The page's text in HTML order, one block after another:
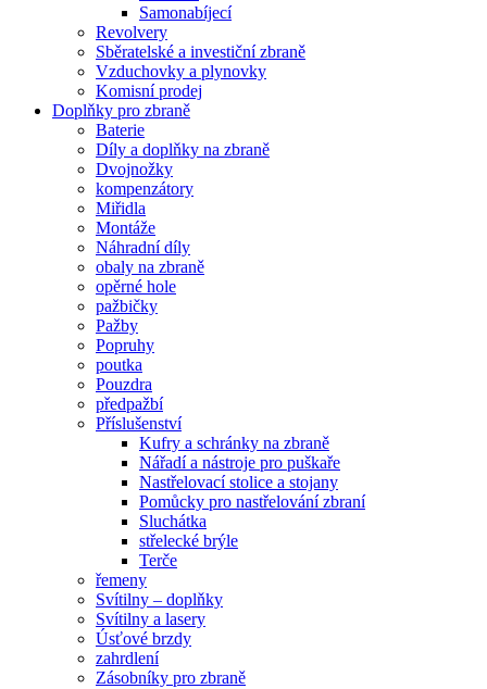
Samonabíjecí
Revolvery
Sběratelské a investiční zbraně
Vzduchovky a plynovky
Komisní prodej
Doplňky pro zbraně
Baterie
Díly a doplňky na zbraně
Dvojnožky
kompenzátory
Miřidla
Montáže
Náhradní díly
obaly na zbraně
opěrné hole
pažbičky
Pažby
Popruhy
poutka
Pouzdra
předpažbí
Příslušenství
Kufry a schránky na zbraně
Nářadí a nástroje pro puškaře
Nastřelovací stolice a stojany
Pomůcky pro nastřelování zbraní
Sluchátka
střelecké brýle
Terče
řemeny
Svítilny – doplňky
Svítilny a lasery
Úsťové brzdy
zahrdlení
Zásobníky pro zbraně